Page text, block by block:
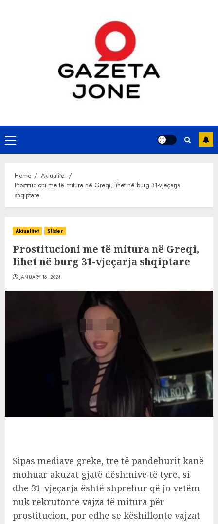
Primary
Menu
Home
Aktualitet
Prostitucioni me të mitura në Greqi, lihet në burg 31-vjeçarja
shqiptare
Aktualitet Slider
Prostitucioni me të mitura në Greqi,
lihet në burg 31-vjeçarja shqiptare
JANUARY 16, 2024
Sipas mediave greke, tre të pandehurit kanë
mohuar akuzat gjatë dëshmive të tyre, si
dhe 31-vjeçarja është shprehur që jo vetëm
nuk rekrutonte vajza të mitura për
prostitucion, por edhe se këshillonte vajzat